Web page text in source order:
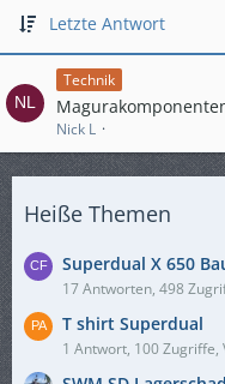
Letzte Antwort
Technik
Nick L
Heiße Themen
Superdual X 650
17 Antworten, 498
T shirt Superdual
1 Antwort, 100 Zugriffe,